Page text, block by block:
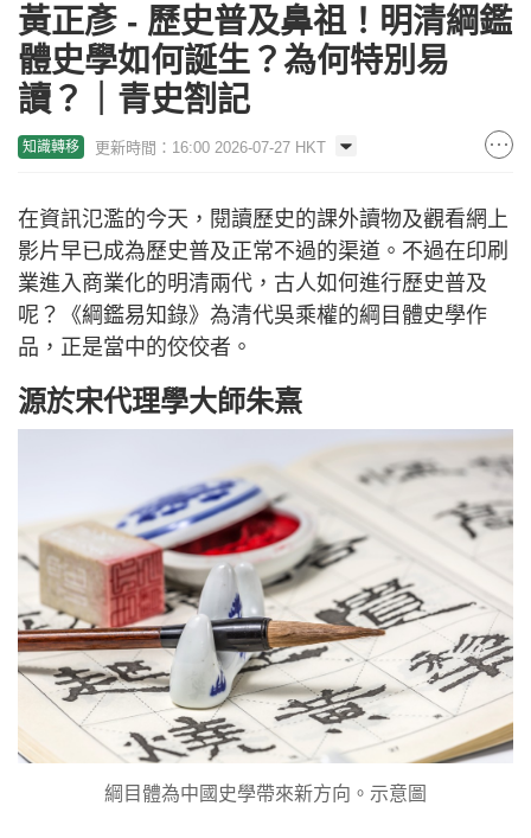
黃正彥 - 歷史普及鼻祖！明清綱鑑
體史學如何誕生？為何特別易
讀？｜青史劄記
知識轉移 更新時間：16:00 2026-07-27 HKT
在資訊氾濫的今天，閱讀歷史的課外讀物及觀看網上
影片早已成為歷史普及正常不過的渠道。不過在印刷
業進入商業化的明清兩代，古人如何進行歷史普及
呢？《綱鑑易知錄》為清代吳乘權的綱目體史學作
品，正是當中的佼佼者。
源於宋代理學大師朱熹
綱目體為中國史學帶來新方向。示意圖